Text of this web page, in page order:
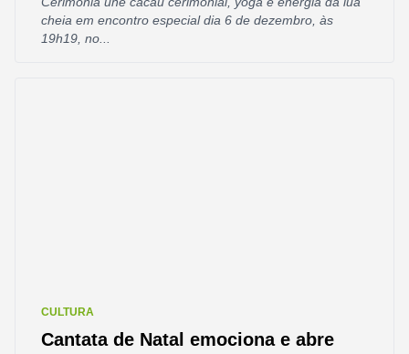
cheia em encontro especial dia 6 de dezembro, às
19h19, no...
CULTURA
Cantata de Natal emociona e abre